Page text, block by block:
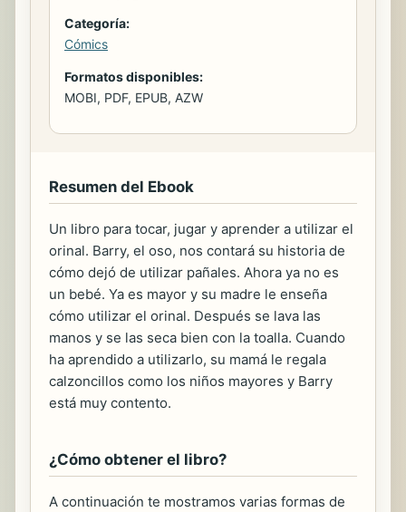
Categoría:
Cómics
Formatos disponibles:
MOBI, PDF, EPUB, AZW
Resumen del Ebook
Un libro para tocar, jugar y aprender a utilizar el
orinal. Barry, el oso, nos contará su historia de
cómo dejó de utilizar pañales. Ahora ya no es
un bebé. Ya es mayor y su madre le enseña
cómo utilizar el orinal. Después se lava las
manos y se las seca bien con la toalla. Cuando
ha aprendido a utilizarlo, su mamá le regala
calzoncillos como los niños mayores y Barry
está muy contento.
¿Cómo obtener el libro?
A continuación te mostramos varias formas de